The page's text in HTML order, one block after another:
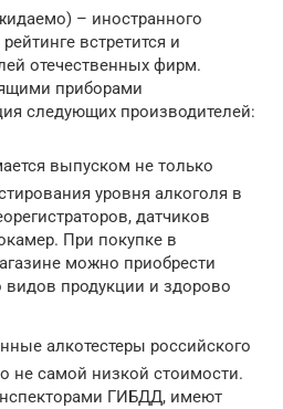
– иностранного
встретится и
отечественных фирм.
приборами
следующих производителей:
выпуском не только
уровня алкоголя в
датчиков
При покупке в
можно приобрести
видов продукции и здорово
алкотестеры российского
не самой низкой стоимости.
ГИБДД, имеют